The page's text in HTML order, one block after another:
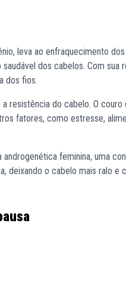
leva ao enfraquecimento
dos cabelos. Com sua
dos fios.
resistência do cabelo. O
fatores, como estresse,
feminina, uma
deixando o cabelo mais ralo e